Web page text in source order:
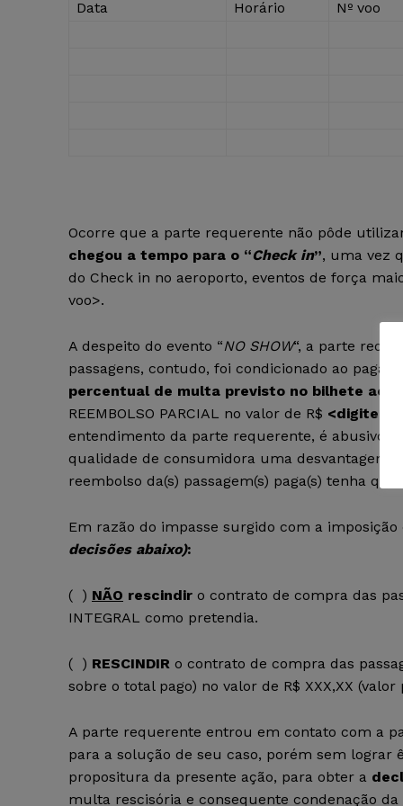
Data Horário Nº voo
Ocorre que a parte requerente não pôde
chegou a tempo para o “Check in”, uma vez
do Check in no aeroporto, eventos de força
voo>.
A despeito do evento “NO SHOW“, a parte
passagens, contudo, foi condicionado ao
percentual de multa previsto no bilhete
REEMBOLSO PARCIAL no valor de R$ <digite o
entendimento da parte requerente, é abusivo,
qualidade de consumidora uma desvantagem
reembolso da(s) passagem(s) paga(s) tenha
Em razão do impasse surgido com a
decisões abaixo):
( ) NÃO rescindir o contrato de compra das
INTEGRAL como pretendia.
( ) RESCINDIR o contrato de compra das
sobre o total pago) no valor de R$ XXX,XX
A parte requerente entrou em contato com a
para a solução de seu caso, porém sem lograr
propositura da presente ação, para obter a
multa rescisória e consequente condenação